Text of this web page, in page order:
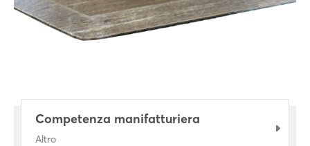
Competenza manifatturiera
Altro